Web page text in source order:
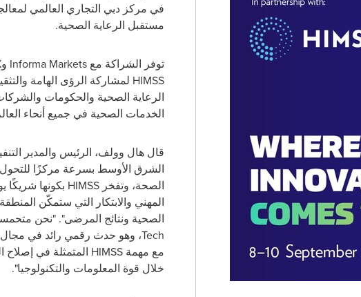
في مركز دبي التجاري العالمي
مستقبل الرعاية الصحية.
توفر الشراكة معInforma Markets و
HIMSS لمشاركة الرؤى الهامة
الرعاية الصحية والحكومات
الخدمات الصحية في جميع أنحاء
قال هال وولف، الرئيس والمدير
الشرق الأوسط بسرعة مركزًا
الصحة، وتفخرHIMSS بكونها شريكًا
المهني والابتكار التي ستمكّن
الصحية ونتائج المرضى". "نحن
Tech، وهو حدث رقمي رائد في مجال
مع مهمةHIMSS المتمثلة في
خلال قوة المعلومات والتكنولوجيا".